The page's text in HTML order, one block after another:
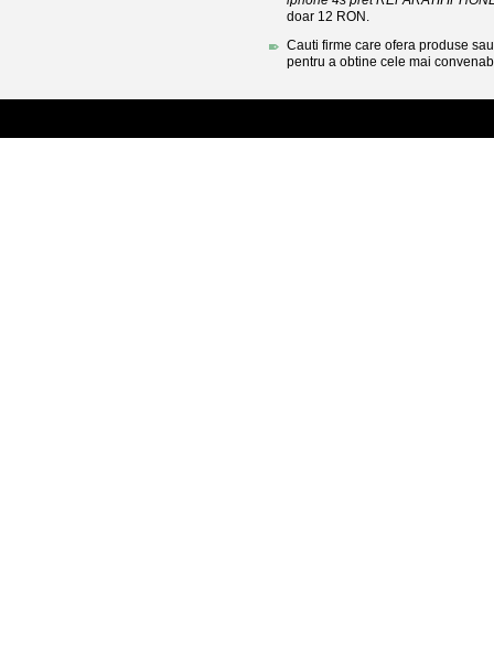
doar 12 RON.
Cauti firme care ofera produse
pentru a obtine cele mai